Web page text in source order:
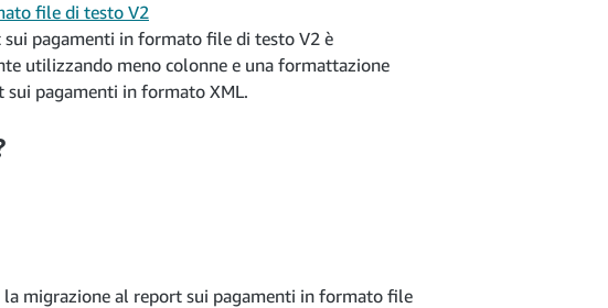
file di testo V2
sui pagamenti in formato file di testo V2 è
utilizzando meno colonne e una formattazione
pagamenti in formato XML.
la migrazione al report sui pagamenti in formato file